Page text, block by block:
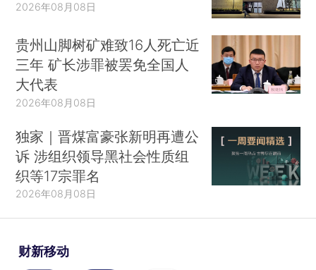
2026年08月08日
贵州山脚树矿难致16人死亡近
三年 矿长涉罪被罢免全国人
大代表
2026年08月08日
独家｜晋煤富豪张新明再遭公
诉 涉组织领导黑社会性质组
织等17宗罪名
2026年08月08日
财新移动